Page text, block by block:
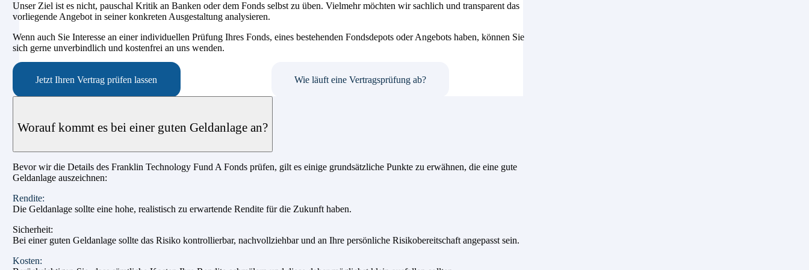
Unser Ziel ist es nicht, pauschal Kritik an Banken oder dem Fonds selbst zu üben. Vielmehr möchten wir sachlich und transparent das
vorliegende Angebot in seiner konkreten Ausgestaltung analysieren.
Wenn auch Sie Interesse an einer individuellen Prüfung Ihres Fonds, eines bestehenden Fondsdepots oder Angebots haben, können Sie
sich gerne unverbindlich und kostenfrei an uns wenden.
Jetzt Ihren Vertrag prüfen lassen Wie läuft eine Vertragsprüfung ab?
Worauf kommt es bei einer guten Geldanlage an?
Bevor wir die Details des Franklin Technology Fund A Fonds prüfen, gilt es einige grundsätzliche Punkte zu erwähnen, die eine gute
Geldanlage auszeichnen:
Rendite:
Die Geldanlage sollte eine hohe, realistisch zu erwartende Rendite für die Zukunft haben.
Sicherheit:
Bei einer guten Geldanlage sollte das Risiko kontrollierbar, nachvollziehbar und an Ihre persönliche Risikobereitschaft angepasst sein.
Kosten: